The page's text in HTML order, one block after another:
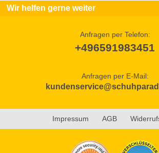
Wir helfen gerne weiter
Anfragen per Telefon:
+496591983451
Anfragen per E-Mail:
Impressum AGB